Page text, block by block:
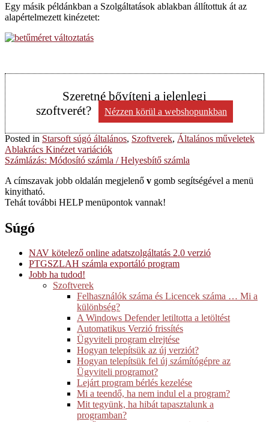
Egy másik példánkban a Szolgáltatások ablakban állítottuk át az
alapértelmezett kinézetet:
Szeretné bővíteni a jelenlegi
szoftverét?
Nézzen körül a webshopunkban
Posted in Starsoft súgó általános, Szoftverek, Általános műveletek
Post
navigation
Ablakrács Kinézet variációk
Számlázás: Módosító számla / Helyesbítő számla
A címszavak jobb oldalán megjelenő v gomb segítségével a menü
kinyitható.
Tehát további HELP menüpontok vannak!
Súgó
NAV kötelező online adatszolgáltatás 2.0 verzió
PTGSZLAH számla exportáló program
Jobb ha tudod!
Szoftverek
Felhasználók száma és Licencek száma … Mi a
különbség?
A Windows Defender letiltotta a letöltést
Automatikus Verzió frissítés
Ügyviteli program elrejtése
Hogyan telepítsük az új verziót?
Hogyan telepítsük fel új számítógépre az
Ügyviteli programot?
Lejárt program bérlés kezelése
Mi a teendő, ha nem indul el a program?
Mit tegyünk, ha hibát tapasztalunk a
programban?